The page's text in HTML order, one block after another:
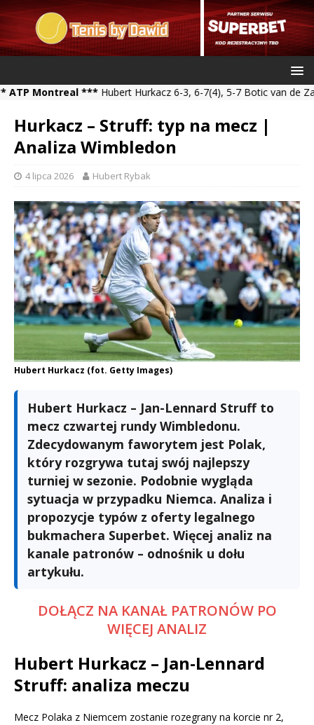
Montreal ***Hubert Hurkacz 6-3, 6-7(4), 5-7 Botic van de
Hurkacz – Struff: typ na mecz |
Analiza Wimbledon
4 lipca 2026 Hubert Rybak
Hubert Hurkacz (fot. Getty Images)
Hubert Hurkacz – Jan-Lennard Struff to
mecz czwartej rundy Wimbledonu.
Zdecydowanym faworytem jest Polak,
który rozgrywa tutaj swój najlepszy
turniej w sezonie. Podobnie wygląda
sytuacja w przypadku Niemca. Analiza i
propozycje typów z oferty legalnego
bukmachera Superbet. Więcej analiz na
kanale patronów – odnośnik u dołu
artykułu.
DOŁĄCZ NA KANAŁ PATRONÓW PO
WIĘCEJ ANALIZ
Hubert Hurkacz – Jan-Lennard
Struff: analiza meczu
Mecz Polaka z Niemcem zostanie rozegrany na korcie nr 2,